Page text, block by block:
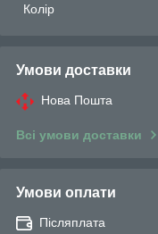
Колір
Умови доставки
Нова Пошта
Всі умови доставки
Умови оплати
Післяплата